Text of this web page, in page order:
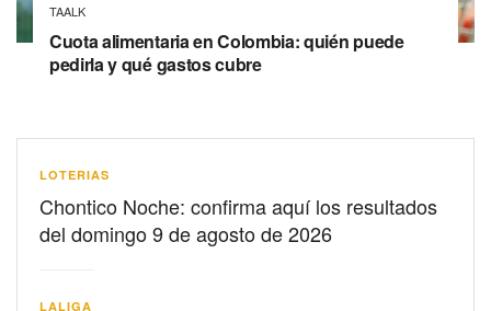
TAALK
Cuota alimentaria en Colombia: quién puede
pedirla y qué gastos cubre
LOTERIAS
Chontico Noche: confirma aquí los resultados
del domingo 9 de agosto de 2026
LALIGA